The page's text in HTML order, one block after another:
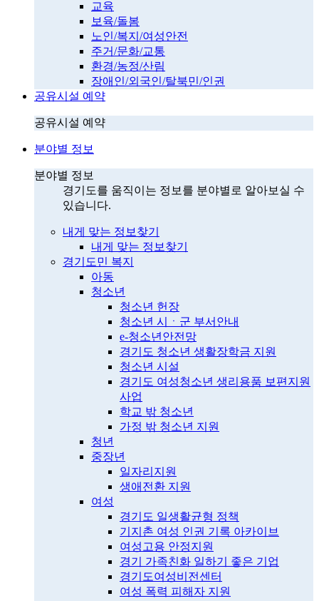
교육
보육/돌봄
노인/복지/여성안전
주거/문화/교통
환경/농정/산림
장애인/외국인/탈북민/인권
공유시설 예약
공유시설 예약
분야별 정보
분야별 정보
경기도를 움직이는 정보를 분야별로 알아보실 수
있습니다.
내게 맞는 정보찾기
내게 맞는 정보찾기
경기도민 복지
아동
청소년
청소년 헌장
청소년 시ㆍ군 부서안내
e-청소년안전망
경기도 청소년 생활장학금 지원
청소년 시설
경기도 여성청소년 생리용품 보편지원
사업
학교 밖 청소년
가정 밖 청소년 지원
청년
중장년
일자리지원
생애전환 지원
여성
경기도 일생활균형 정책
기지촌 여성 인권 기록 아카이브
여성고용 안정지원
경기 가족친화 일하기 좋은 기업
경기도여성비전센터
여성 폭력 피해자 지원